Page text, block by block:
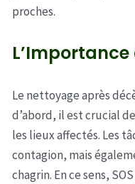
proches.
Le nettoyage après
d’abord, il est crucial
les lieux affectés. Les
contagion, mais
chagrin. En ce sens,